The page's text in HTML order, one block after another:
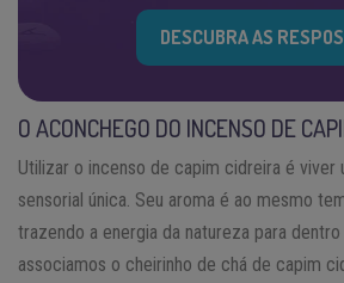
DESCUBRA AS
O ACONCHEGO DO INCENSO DE
Utilizar o incenso de capim cidreira é viver
sensorial única. Seu aroma é ao mesmo
trazendo a energia da natureza para
associamos o cheirinho de chá de capim